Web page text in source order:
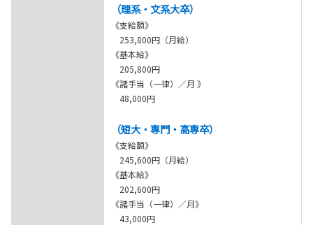
（理系・文系大卒）
《支給額》
253,800円（月給）
《基本給》
205,800円
《諸手当（一律）／月 》
48,000円
（短大・専門・高専卒）
《支給額》
245,600円（月給）
《基本給》
202,600円
《諸手当（一律）／月》
43,000円